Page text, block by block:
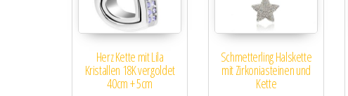
Herz Kette mit Lila
Kristallen 18K vergoldet
40cm + 5cm
Schmetterling Halskette
mit Zirkoniasteinen und
Kette